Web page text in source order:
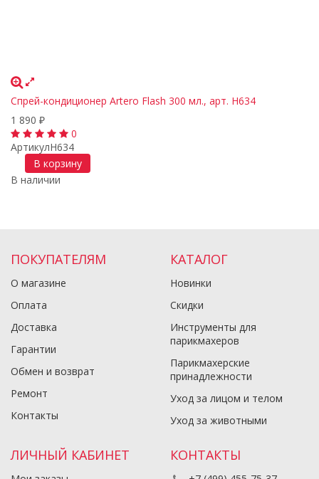
Спрей-кондиционер Artero Flash 300 мл., арт. H634
1 890 ₽
0
АртикулH634
В корзину
В наличии
ПОКУПАТЕЛЯМ
О магазине
Оплата
Доставка
Гарантии
Обмен и возврат
Ремонт
Контакты
КАТАЛОГ
Новинки
Скидки
Инструменты для
парикмахеров
Парикмахерские
принадлежности
Уход за лицом и телом
Уход за животными
ЛИЧНЫЙ КАБИНЕТ КОНТАКТЫ